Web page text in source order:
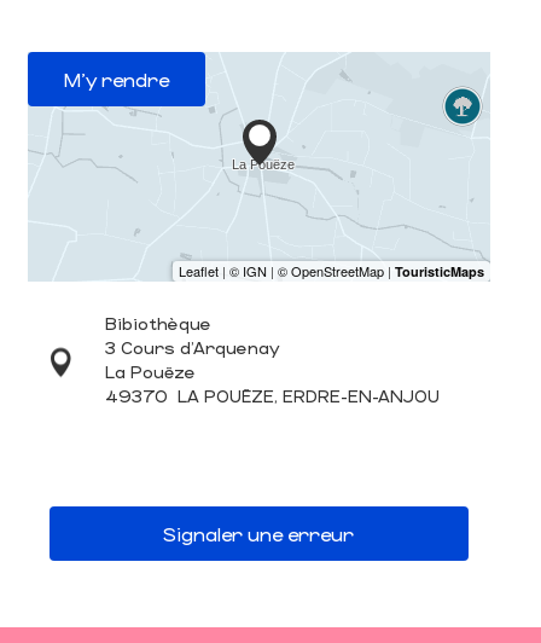
M'y rendre
Bibiothèque
3 Cours d'Arquenay
La Pouëze
49370 LA POUËZE, ERDRE-EN-ANJOU
Signaler une erreur